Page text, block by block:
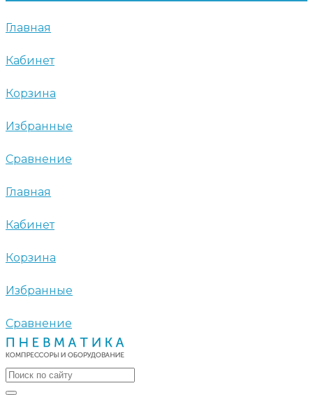
Главная
Кабинет
Корзина
Избранные
Сравнение
Главная
Кабинет
Корзина
Избранные
Сравнение